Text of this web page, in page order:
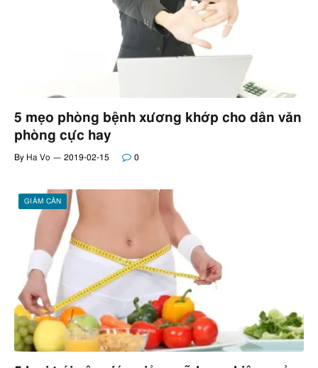
5 mẹo phòng bệnh xương khớp cho dân văn
phòng cực hay
By Ha Vo 2019-02-15 0
GIẢM CÂN